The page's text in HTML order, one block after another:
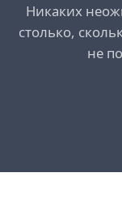
Никаких
столько,
не